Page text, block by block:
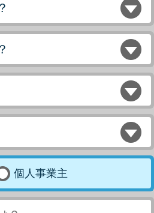
個人事業主